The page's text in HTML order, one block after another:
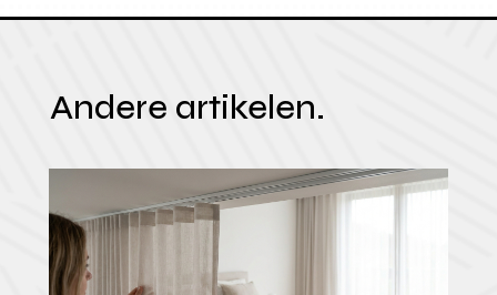
Andere artikelen.